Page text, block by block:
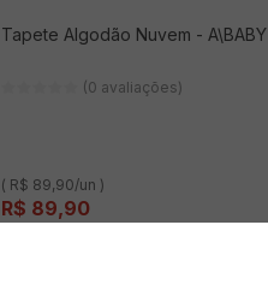
Tapete Algodão Nuvem - A\BABY
(0 avaliações)
( R$ 89,90/un )
R$ 89,90